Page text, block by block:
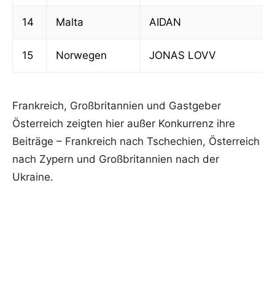
14 Malta AIDAN
15 Norwegen JONAS LOVV
Frankreich, Großbritannien und Gastgeber
Österreich zeigten hier außer Konkurrenz ihre
Beiträge – Frankreich nach Tschechien, Österreich
nach Zypern und Großbritannien nach der
Ukraine.